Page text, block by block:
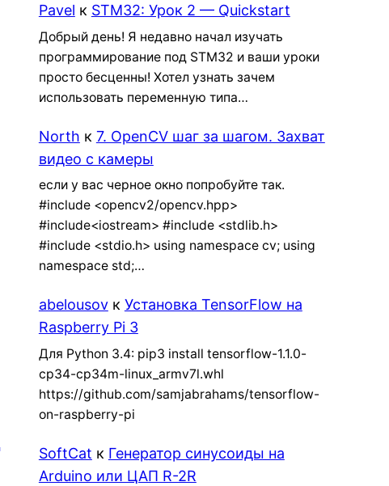
Pavel к STM32: Урок 2 — Quickstart
Добрый день! Я недавно начал изучать
программирование под STM32 и ваши уроки
просто бесценны! Хотел узнать зачем
использовать переменную типа…
North к 7. OpenCV шаг за шагом. Захват
видео с камеры
если у вас черное окно попробуйте так.
#include <opencv2/opencv.hpp>
#include<iostream> #include <stdlib.h>
#include <stdio.h> using namespace cv; using
namespace std;…
abelousovк Установка TensorFlow на
Raspberry Pi 3
Для Python 3.4: pip3 install tensorflow-1.1.0-
cp34-cp34m-linux_armv7l.whl
https://github.com/samjabrahams/tensorflow-
on-raspberry-pi
SoftCat к Генератор синусоиды на
Arduino или ЦАП R-2R